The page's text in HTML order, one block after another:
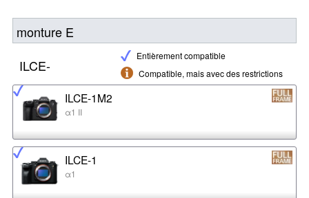
monture E
Entièrement compatible
Compatible, mais avec des restrictions
ILCE-
ILCE-1M2
α1 II
ILCE-1
α1